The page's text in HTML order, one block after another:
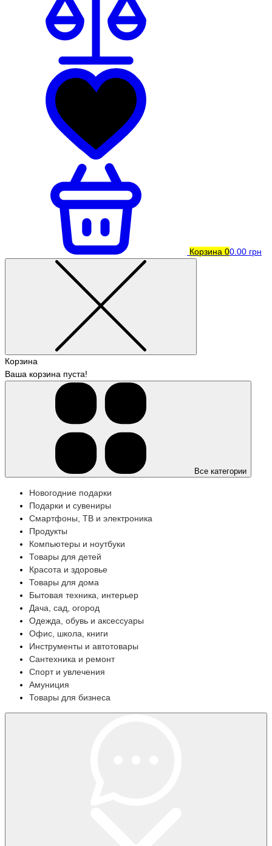
Корзина 00.00 грн
Корзина
Ваша корзина пуста!
Все категории
Новогодние подарки
Подарки и сувениры
Смартфоны, ТВ и электроника
Продукты
Компьютеры и ноутбуки
Товары для детей
Красота и здоровье
Товары для дома
Бытовая техника, интерьер
Дача, сад, огород
Одежда, обувь и аксессуары
Офис, школа, книги
Инструменты и автотовары
Сантехника и ремонт
Спорт и увлечения
Амуниция
Товары для бизнеса